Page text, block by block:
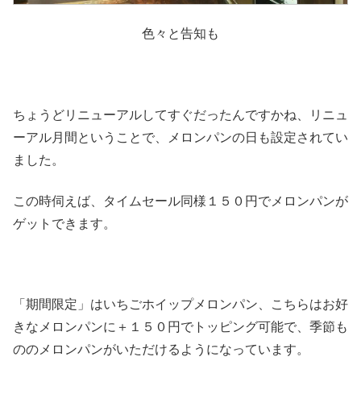
色々と告知も
ちょうどリニューアルしてすぐだったんですかね、リニュ
ーアル月間ということで、メロンパンの日も設定されてい
ました。
この時伺えば、タイムセール同様１５０円でメロンパンが
ゲットできます。
「期間限定」はいちごホイップメロンパン、こちらはお好
きなメロンパンに＋１５０円でトッピング可能で、季節も
ののメロンパンがいただけるようになっています。